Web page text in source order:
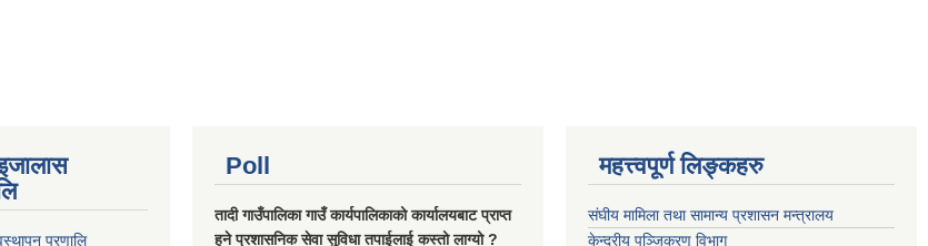
प्रणालि
Poll
तादी गाउँपालिका गाउँ कार्यपालिकाको कार्यालयबाट प्राप्त
हुने प्रशासनिक सेवा सुविधा तपाईलाई कस्तो लाग्यो ?
महत्त्वपूर्ण लिङ्कहरु
संघीय मामिला तथा सामान्य प्रशासन मन्त्रालय
केन्द्रीय पञ्जिकरण विभाग